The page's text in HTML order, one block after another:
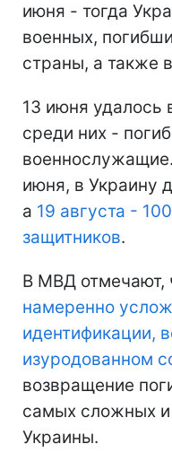
июня - тогда
военных,
страны, а также
13 июня удалось
среди них -
июня, в Украину
а 19 августа -
защитников.
В МВД отмечают,
намеренно
идентификации,
изуродованном
возвращение
самых сложных
Украины.